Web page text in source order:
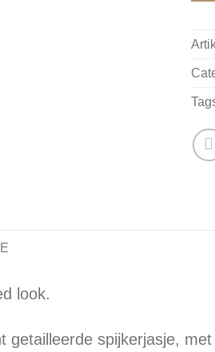
look.
spijkerjasje,